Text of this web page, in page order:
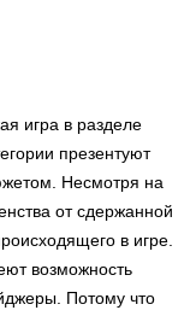
игра в разделе
презентуют
Несмотря на
от сдержанной
в игре.
возможность
Потому что